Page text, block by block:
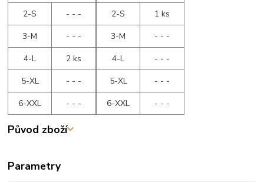
2-S
- - -
3-M
- - -
4-L
2 ks
5-XL
- - -
6-XXL
- - -
2-S
1 ks
3-M
- - -
4-L
- - -
5-XL
- - -
6-XXL
- - -
Původ zboží
Parametry